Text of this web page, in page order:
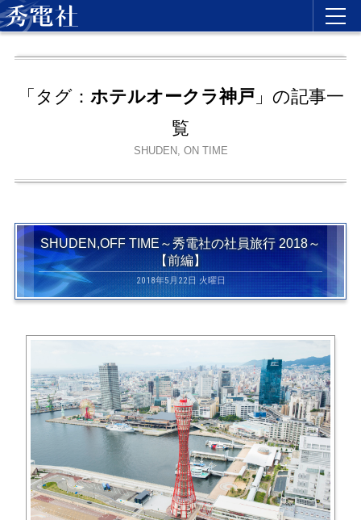
「タグ： ホテルオークラ神戸」の記事一
覧
SHUDEN, ON TIME
SHUDEN,OFF TIME～秀電社の社員旅行 2018～
【前編】
2018年5月22日 火曜日